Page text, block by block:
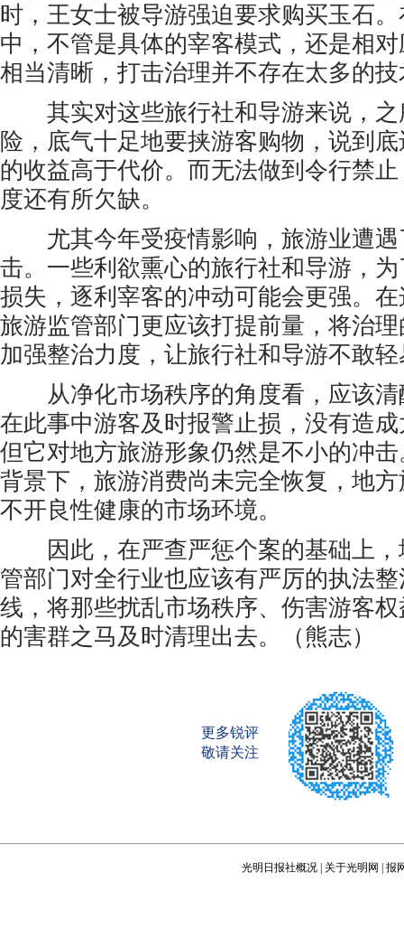
时，王女士被导游强迫要求购买玉石
中，不管是具体的宰客模式，还是相
相当清晰，打击治理并不存在太多的
其实对这些旅行社和导游来说，之
险，底气十足地要挟游客购物，说到
的收益高于代价。而无法做到令行禁
度还有所欠缺。
尤其今年受疫情影响，旅游业遭遇
击。一些利欲熏心的旅行社和导游，
损失，逐利宰客的冲动可能会更强。
旅游监管部门更应该打提前量，将治
加强整治力度，让旅行社和导游不敢
从净化市场秩序的角度看，应该清
在此事中游客及时报警止损，没有造
但它对地方旅游形象仍然是不小的冲
背景下，旅游消费尚未完全恢复，地
不开良性健康的市场环境。
因此，在严查严惩个案的基础上，
管部门对全行业也应该有严厉的执法
线，将那些扰乱市场秩序、伤害游客
的害群之马及时清理出去。（熊志）
更多锐评
敬请关注
光明日报社概况 关于光明网 报